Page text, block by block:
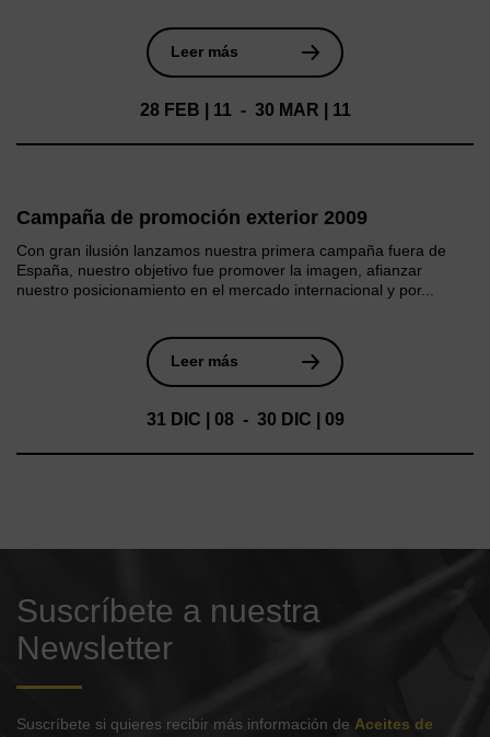
Leer más
28 FEB | 11 - 30 MAR | 11
Campaña de promoción exterior 2009
Con gran ilusión lanzamos nuestra primera campaña fuera de
España, nuestro objetivo fue promover la imagen, afianzar
nuestro posicionamiento en el mercado internacional y por...
Leer más
31 DIC | 08 - 30 DIC | 09
Suscríbete a nuestra
Newsletter
Suscríbete si quieres recibir más información de Aceites de